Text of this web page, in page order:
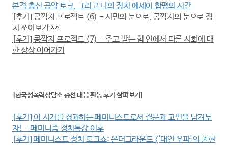
본격 총선 공약 토크, 그리고 나의 정치 에세이 합평의 시간
[후기] 콩깍지 프로젝트 (6) - 시민의 눈으로, 콩깍지의 눈으로 정
치 쏘아보기 👀
[후기] 콩깍지 프로젝트 (7) - 주고 받는 힘 안에서 다른 사회에 대
한 상상 이어가기
[한국성폭력상담소 총선 대응 활동 후기 살펴보기]
[후기] 이 시기를 경과하는 페미니스트로서 질문과 고민을 남겨두
자! - 페미니즘 정치특강 이후
[후기] 페미니스트 정치 토크쇼: 온더그라운드 <'대안 우파'의 출현